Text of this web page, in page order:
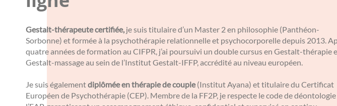
Gestalt-thérapeute certifiée,je suis titulaire d’un Master 2 en philosophie (Panthéon-
Sorbonne) et formée à la psychothérapie relationnelle et psychocorporelle depuis 2013.
quatre années de formation au CIFPR, j’ai poursuivi un double cursus en Gestalt-thérapie
Gestalt-massage au sein de l’Institut Gestalt-IFFP, accrédité au niveau européen.
Je suis égalementdiplômée en thérapie de couple(Institut Ayana) et titulaire du Certificat
Européen de Psychothérapie (CEP). Membre de la FF2P, je respecte le code de